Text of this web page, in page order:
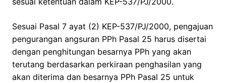
Sesuai Pasal 7 ayat (2) KEP-537/PJ/2000, pengajuan
pengurangan angsuran PPh Pasal 25 harus disertai
dengan penghitungan besarnya PPh yang akan
terutang berdasarkan perkiraan penghasilan yang
akan diterima dan besarnya PPh Pasal 25 untuk